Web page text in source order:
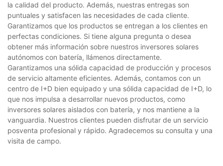
la calidad del producto. Además, nuestras entregas son
puntuales y satisfacen las necesidades de cada cliente.
Garantizamos que los productos se entregan a los clientes en
perfectas condiciones. Si tiene alguna pregunta o desea
obtener más información sobre nuestros inversores solares
autónomos con batería, llámenos directamente.
Garantizamos una sólida capacidad de producción y procesos
de servicio altamente eficientes. Además, contamos con un
centro de I+D bien equipado y una sólida capacidad de I+D, lo
que nos impulsa a desarrollar nuevos productos, como
inversores solares aislados con batería, y nos mantiene a la
vanguardia. Nuestros clientes pueden disfrutar de un servicio
posventa profesional y rápido. Agradecemos su consulta y una
visita de campo.